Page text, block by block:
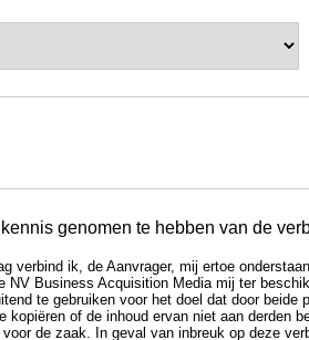
kennis genomen te hebben van de
verbind ik, de Aanvrager, mij ertoe
NV Business Acquisition Media mij ter
te gebruiken voor het doel dat door
kopiëren of de inhoud ervan niet aan derden
de zaak. In geval van inbreuk op deze